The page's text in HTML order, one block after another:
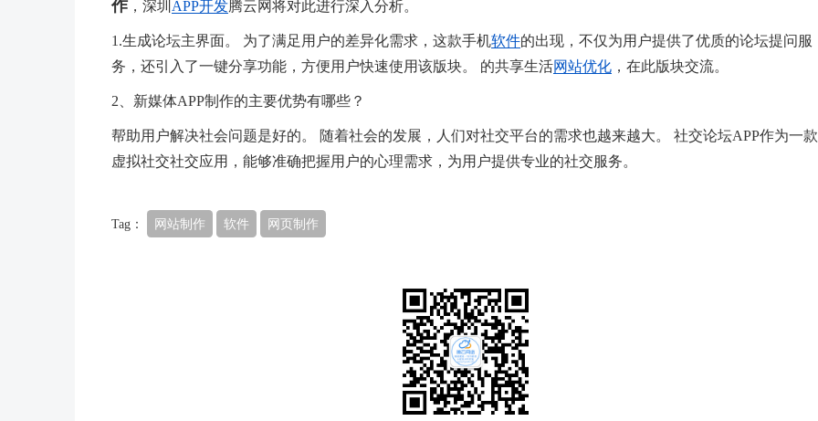
作，深圳 APP开发腾云网将对此进行深入分析。
1.生成论坛主界面。 为了满足用户的差异化需求，这款手机 软件的出现，不仅为用户提供了优质的论坛提问服
务，还引入了一键分享功能，方便用户快速使用该版块。 的共享生活网站优化 ，在此版块交流。
2、新媒体APP制作的主要优势有哪些？
帮助用户解决社会问题是好的。 随着社会的发展，人们对社交平台的需求也越来越大。 社交论坛APP作为一款
虚拟社交社交应用，能够准确把握用户的心理需求，为用户提供专业的社交服务。
Tag： 网站制作 软件 网页制作